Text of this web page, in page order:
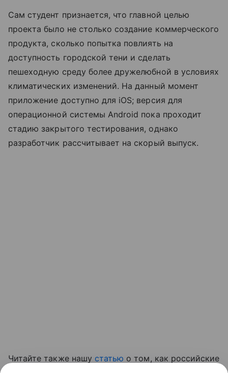
Сам студент признается, что главной целью
проекта было не столько создание коммерческого
продукта, сколько попытка повлиять на
доступность городской тени и сделать
пешеходную среду более дружелюбной в условиях
климатических изменений. На данный момент
приложение доступно для iOS; версия для
операционной системы Android пока проходит
стадию закрытого тестирования, однако
разработчик рассчитывает на скорый выпуск.
Читайте также нашу статью о том, как российские